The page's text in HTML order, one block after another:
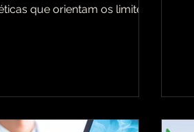
que orientam os limites